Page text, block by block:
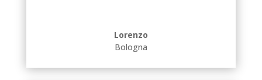
Lorenzo
Bologna